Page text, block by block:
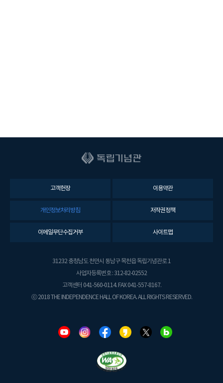
고객헌장 이용약관
개인정보처리방침 저작권정책
이메일무단수집거부 사이트맵
31232 충청남도 천안시 동남구 목천읍 독립기념관로 1
사업자등록번호 : 312-82-02552
고객센터 041-560-0114. FAX 041-557-8167.
ⓒ 2018 THE INDEPENDENCE HALL OF KOREA. ALL RIGHTS RESERVED.